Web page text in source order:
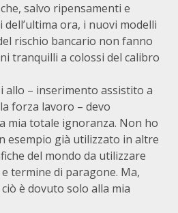
salvo ripensamenti e
dell’ultima ora, i nuovi modelli
rischio bancario non fanno
tranquilli a colossi del calibro
allo – inserimento assistito a
forza lavoro – devo
mia totale ignoranza. Non ho
esempio già utilizzato in altre
del mondo da utilizzare
termine di paragone. Ma,
è dovuto solo alla mia